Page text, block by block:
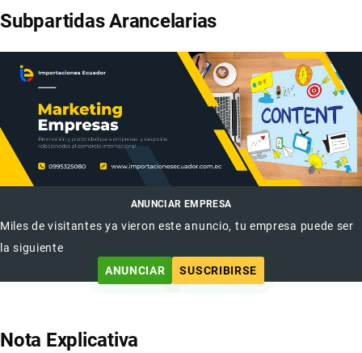
Subpartidas Arancelarias
ANUNCIAR EMPRESA
Miles de visitantes ya vieron este anuncio, tu empresa puede ser
la siguiente
ANUNCIAR
SUSCRIBIRSE
Nota Explicativa